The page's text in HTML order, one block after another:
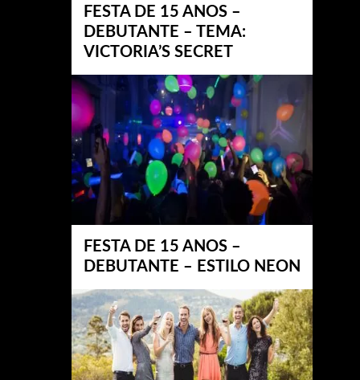
FESTA DE 15 ANOS –
DEBUTANTE – TEMA:
VICTORIA’S SECRET
FESTA DE 15 ANOS –
DEBUTANTE – ESTILO NEON